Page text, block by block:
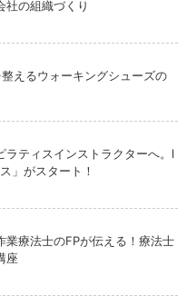
社の組織づくり
整えるウォーキングシューズの
ラティスインストラクターへ。l
」がスタート！
業療法士のFPが伝える！療法士
座